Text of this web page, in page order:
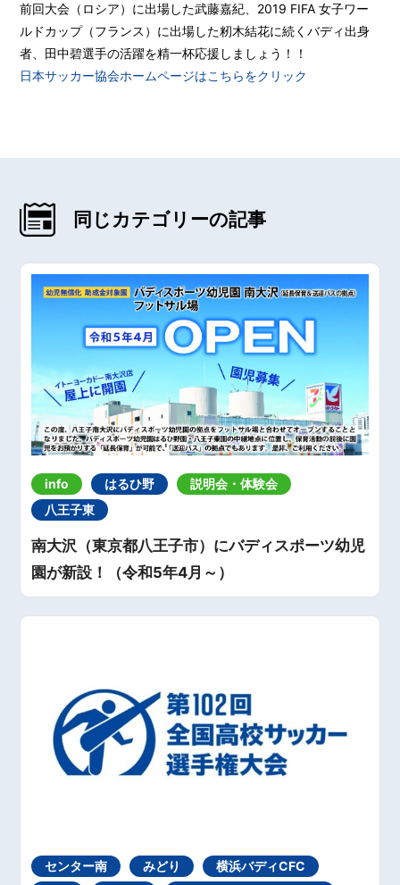
前回大会（ロシア）に出場した武藤嘉紀、2019 FIFA 女子ワー
ルドカップ（フランス）に出場した籾木結花に続くバディ出身
者、田中碧選手の活躍を精一杯応援しましょう！！
日本サッカー協会ホームページはこちらをクリック
同じカテゴリーの記事
info はるひ野
説明会・体験会
八王子東
南大沢（東京都八王子市）にバディスポーツ幼児
園が新設！（令和5年4月～）
センター南 みどり
横浜バディCFC